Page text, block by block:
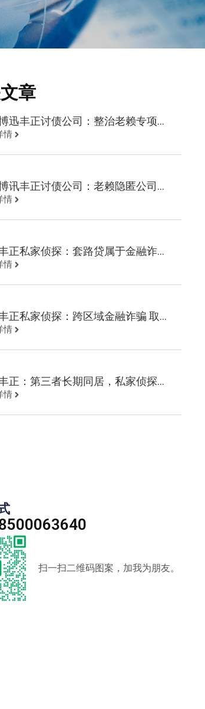
章
迅丰正讨债公司：整治老赖专项行
取证公安现场抓人
情
讯丰正讨债公司：老赖隐匿公司债
调查起诉回款
情
正私家侦探：套路贷属于金融诈骗
权追回欠款
情
正私家侦探：跨区域金融诈骗 取
轨迹高效追回欠款
情
正：第三者长期同居，私家侦探定
房记录追回财物
情
扫一扫二维码图案，加我为朋友。